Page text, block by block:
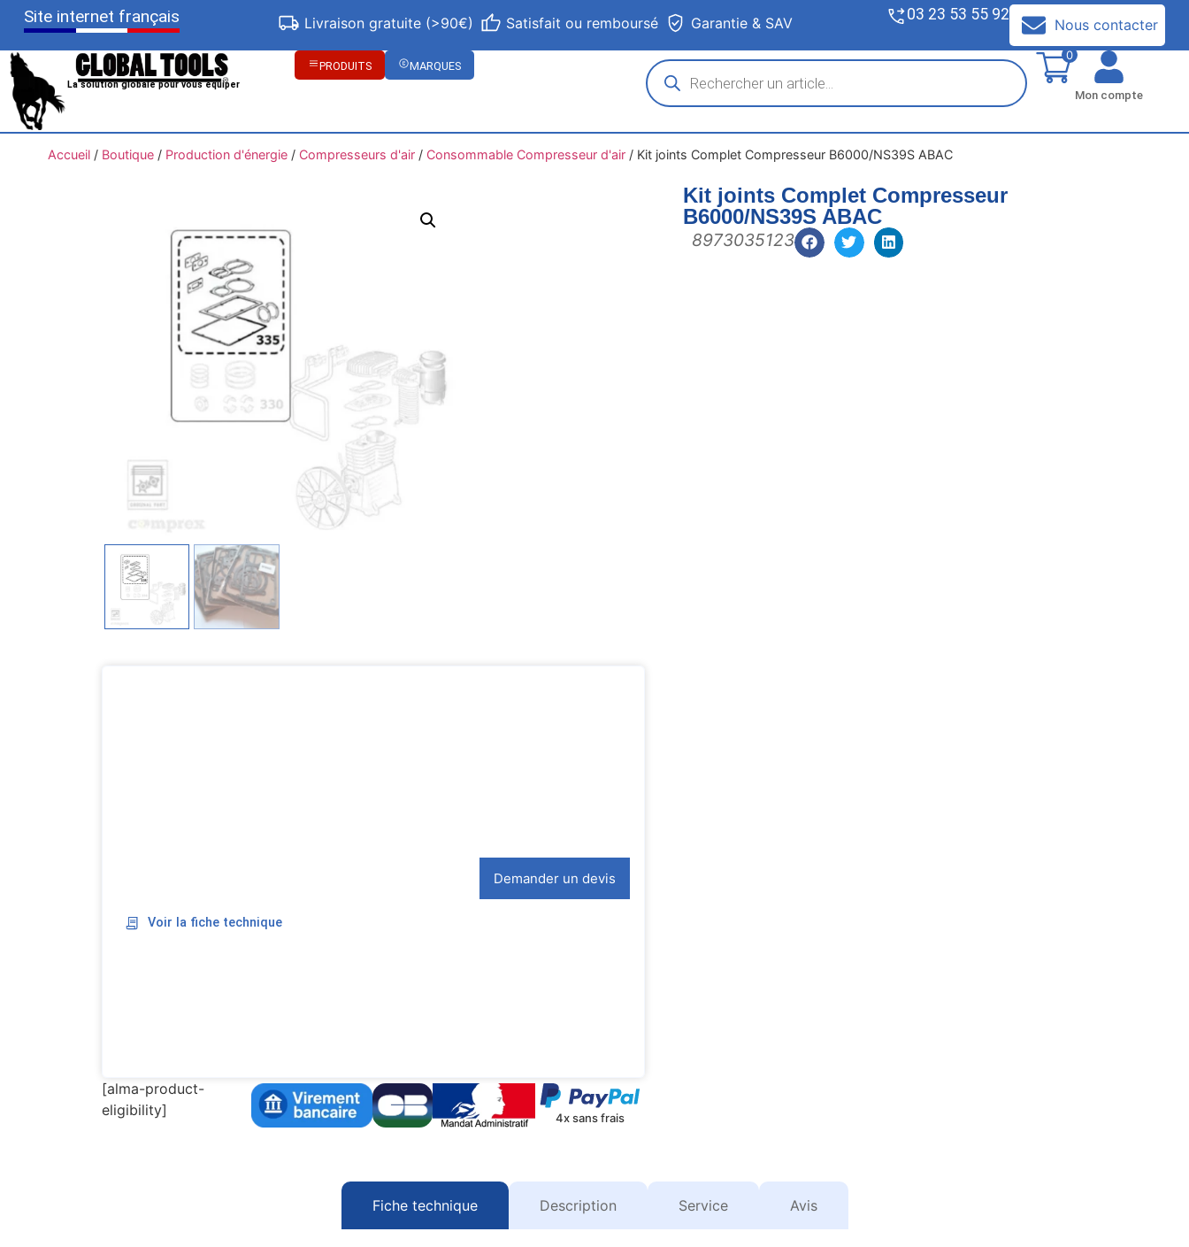
Site internet français Livraison gratuite (>90€) Satisfait ou remboursé Garantie & SAV 03 23 53 55 92
Nous contacter
La solution globale pour vous équiper
PRODUITS MARQUES
0
Mon compte
Accueil/ Boutique/ Production d'énergie/ Compresseurs d'air/ Consommable Compresseur d'air/ Kit joints Complet Compresseur B6000/NS39S ABAC
Kit joints Complet Compresseur
B6000/NS39S ABAC
8973035123
Demander un devis
Voir la fiche technique
[alma-product-
eligibility]
4x sans frais
Fiche technique Description Service Avis